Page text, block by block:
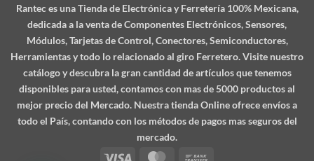
Ranteces una Tienda de Electrónica y Ferretería 100% Mexicana,
dedicada a la venta de Componentes Electrónicos, Sensores,
Módulos, Tarjetas de Control, Conectores, Semiconductores,
Herramientas y todo lo relacionado al giro Ferretero. Visite nuestro
catálogo y descubra la gran cantidad de artículos que tenemos
disponibles para usted, contamos con mas de 5000 productos al
mejor precio del Mercado. Nuestra tienda Online ofrece envíos a
todo el País, contando con los métodos de pagos mas seguros del
mercado.
Visa
MasterCard